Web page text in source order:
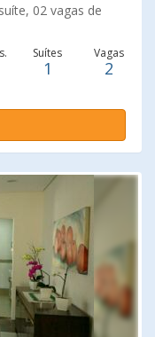
02 vagas de
temos 2
1 sala e sala de TV,
com entrada
da região, ruas e
Suítes
1
Vagas
2